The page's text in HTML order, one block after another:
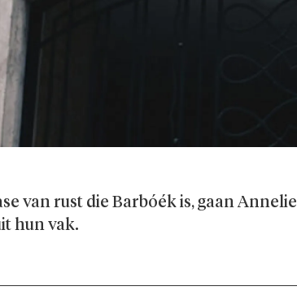
van rust die Barbóék is, gaan
hun vak.